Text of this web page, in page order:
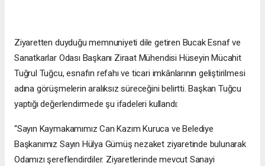
Ziyaretten duyduğu memnuniyeti dile getiren Bucak Esnaf ve
Sanatkarlar Odası Başkanı Ziraat Mühendisi Hüseyin Mücahit
Tuğrul Tuğcu, esnafın refahı ve ticari imkânlarının geliştirilmesi
adına görüşmelerin aralıksız süreceğini belirtti. Başkan Tuğcu
yaptığı değerlendirmede şu ifadeleri kullandı:
“Sayın Kaymakamımız Can Kazım Kuruca ve Belediye
Başkanımız Sayın Hülya Gümüş nezaket ziyaretinde bulunarak
Odamızı şereflendirdiler. Ziyaretlerinde mevcut Sanayi